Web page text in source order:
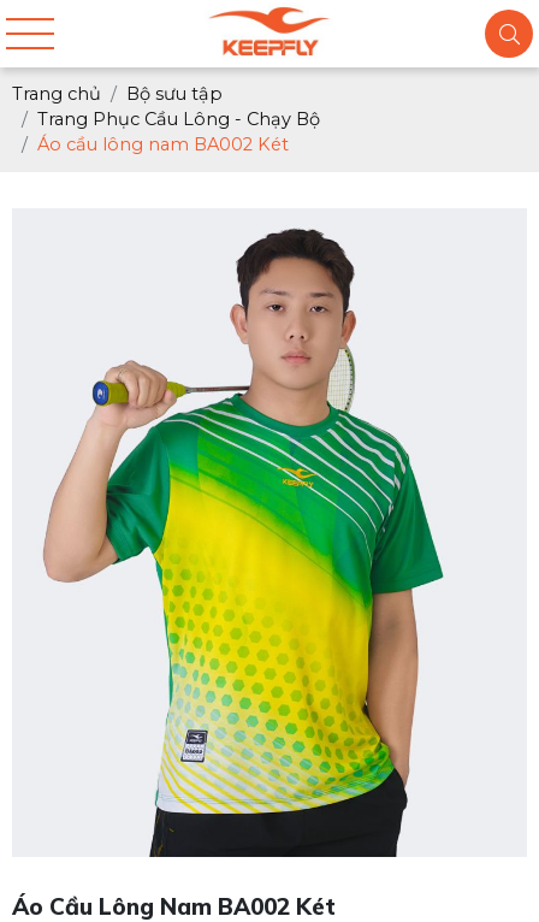
Trang chủ
Bộ sưu tập
Trang Phục Cầu Lông - Chạy Bộ
Áo cầu lông nam BA002 Két
Áo Cầu Lông Nam BA002 Két